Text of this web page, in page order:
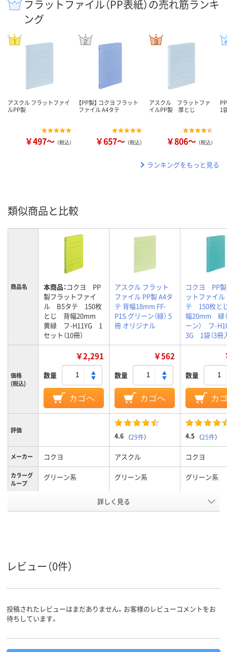
フラットファイル（PP表紙）の売れ筋ランキ
ング
アスクル フラットファイ
ルPP製
￥497～ （税込）
【PP製】 コクヨ フラット
ファイル A4タテ
￥657～ （税込）
アスクル フラットファ
イルPP製 厚とじ
￥806～ （税込）
1
ランキングをもっと見る
類似商品と比較
商品名 本商品：コクヨ PP
製フラットファイ
ル B5タテ 150枚
とじ 背幅20mm
黄緑 フ-H11YG 1
セット（10冊）
アスクル フラット
ファイル PP製 A4タ
テ 背幅18mm FF-
P1S グリーン（緑） 5
冊 オリジナル
コクヨ PP
ットファイ
テ 150枚と
幅20mm 緑
ーン） フ-
3G 1袋（3冊
価格
(税込)
￥2,291
数量
カゴへ
￥562
数量
カゴへ
数量
カ
評価
4.6 （29件） 4.5 （25件）
メーカー コクヨ アスクル コクヨ
カラーグ
ループ
グリーン系 グリーン系 グリーン系
A4タテ
A4、A4タテ（
ク）
スコア
30 55
詳しく見る
レビュー（0件）
投稿されたレビューはまだありません。お客様のレビューコメントをお
待ちしています。